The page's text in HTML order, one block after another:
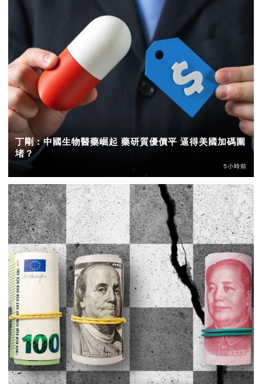
丁剛：中國生物醫藥崛起 藥研質優價平 逼得美國加碼圍
堵？
5小時前